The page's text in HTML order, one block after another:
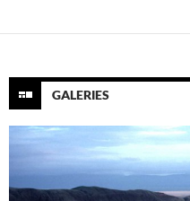
GALERIES